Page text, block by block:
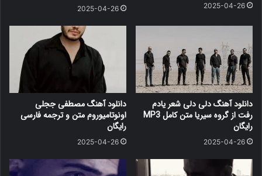
2025-04-26
2025-04-26
دانلود آهنگ دلی دلی شعر یادم
رفت از گروه سیریا متن کامل MP3
رایگان
2025-04-26
دانلود آهنگ مصطفی ججلی
اونوتامیوروم متن و ترجمه فارسی
رایگان
2025-04-26